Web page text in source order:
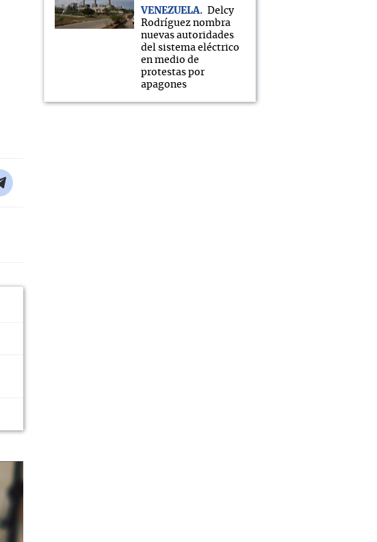
VENEZUELA
Delcy
Rodríguez nombra
nuevas autoridades
del sistema eléctrico
en medio de
protestas por
apagones